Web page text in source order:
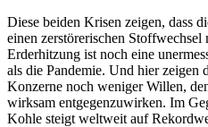
Diese beiden Krisen zeigen, dass
einen zerstörerischen
Erderhitzung ist noch eine
als die Pandemie. Und hier zeigen
Konzerne noch weniger Willen,
wirksam entgegenzuwirken. Im
Kohle steigt weltweit auf